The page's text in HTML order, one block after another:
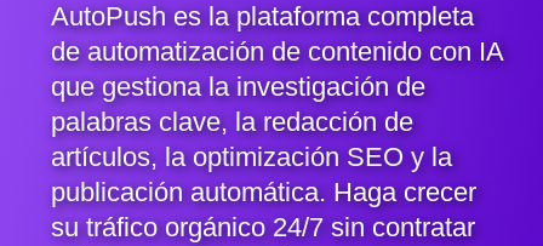
AutoPush es la plataforma completa
de automatización de contenido con IA
que gestiona la investigación de
palabras clave, la redacción de
artículos, la optimización SEO y la
publicación automática. Haga crecer
su tráfico orgánico 24/7 sin contratar